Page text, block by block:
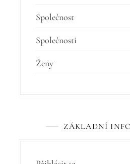
Společnost
Společnosti
Ženy
ZÁKLADNÍ